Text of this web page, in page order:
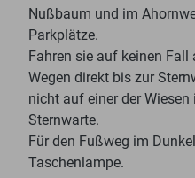
Nußbaum und im
Parkplätze.
Fahren sie auf keinen
Wegen direkt bis zur
nicht auf einer der
Sternwarte.
Für den Fußweg im
Taschenlampe.